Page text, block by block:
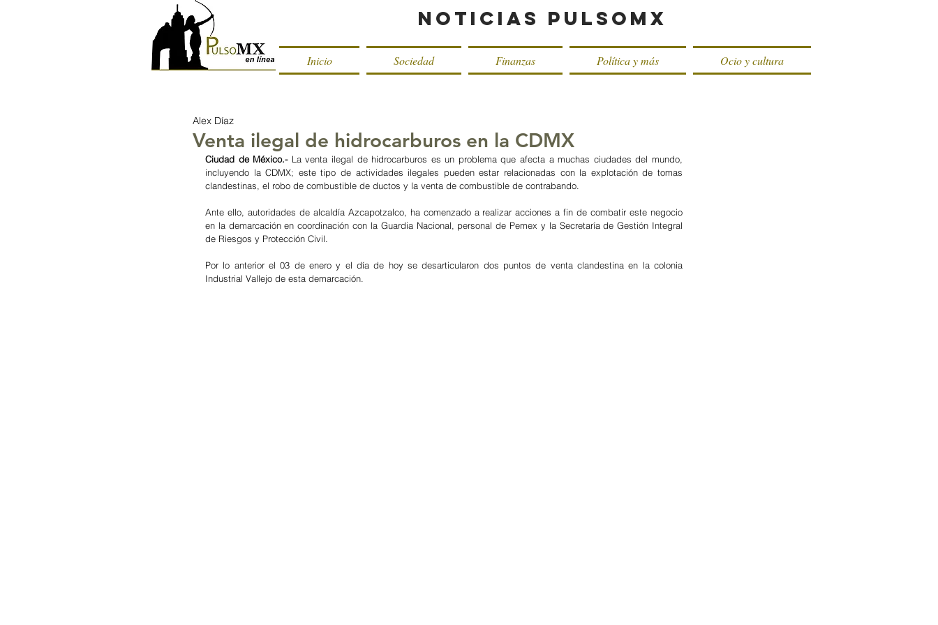
Noticias PulsoMX
Inicio Sociedad Finanzas Política y más Ocio y cultura
Venta ilegal de hidrocarburos en la CDMX
Alex Díaz
Ciudad de México.- La venta ilegal de hidrocarburos es un problema que afecta a muchas ciudades del mundo,
incluyendo la CDMX; este tipo de actividades ilegales pueden estar relacionadas con la explotación de tomas
clandestinas, el robo de combustible de ductos y la venta de combustible de contrabando.
Ante ello, autoridades de alcaldía Azcapotzalco, ha comenzado a realizar acciones a fin de combatir este negocio
en la demarcación en coordinación con la Guardia Nacional, personal de Pemex y la Secretaría de Gestión Integral
de Riesgos y Protección Civil.
Por lo anterior el 03 de enero y el día de hoy se desarticularon dos puntos de venta clandestina en la colonia
Industrial Vallejo de esta demarcación.